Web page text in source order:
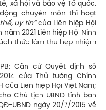
xã hội và bảo vệ Tổ quốc.
chuyên môn thì hoạt
uy tín”của Liên hiệp Hội
2021 Liên hiệp Hội Ninh
thức làm thu hẹp nhiệm
Căn cứ Quyết định số
của Thủ tướng Chính
của Liên hiệp Hội Việt Nam;
Chủ tịch UBND tỉnh ban
UBND ngày 20/7/2015 về